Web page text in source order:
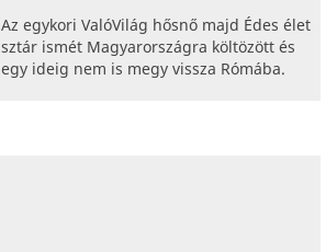
Az egykori ValóVilág hősnő majd Édes élet
sztár ismét Magyarországra költözött és
egy ideig nem is megy vissza Rómába.